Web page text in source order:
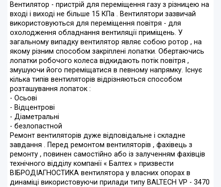
Вентилятор - пристрій для переміщення газу з різницею на
вході і виході не більше 15 КПа . Вентилятори зазвичай
використовуються для переміщення повітря - для
охолодження обладнання вентиляції приміщень. У
загальному випадку вентилятор являє собою ротор , на
якому різним способом закріплені лопатки. Обертаючись
лопатки робочого колеса відкидають потік повітря ,
змушуючи його переміщатися в певному напрямку. Існує
кілька типів вентиляторів відрізняються способом
розташування лопаток :
- Осьові
- Відцентрові
- Діаметральні
- безлопастной
Ремонт вентиляторів дуже відповідальне і складне
завдання . Перед ремонтом вентиляторів , фахівець з
ремонту , повинен самостійно або із залученням фахівців
технічного відділу компанії « Балтех » призвести
ВІБРОДІАГНОСТИКА вентилятора у власних опорах в
динаміці використовуючи прилади типу BALTECH VP - 3470